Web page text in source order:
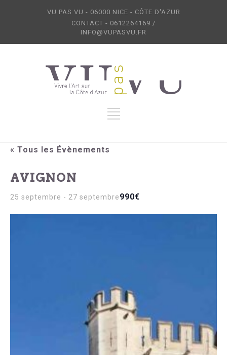
VU PAS VU - 06000 NICE - CÔTE D'AZUR
CONTACT - 0612264169 /
INFO@VUPASVU.FR
« Tous les Évènements
AVIGNON
25 septembre - 27 septembre990€